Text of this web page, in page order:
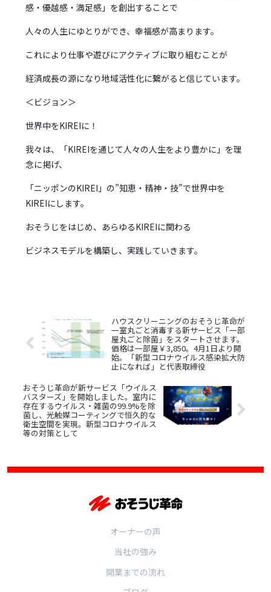
感・優越感・満足感」を創出することで
人々の人生にゆとりができ、幸福感が高まります。
これにより仕事や遊びにアクティブに取り組むことが
経済成長の源になり地域活性化に繋がると信じています。
＜ビジョン＞
世界中をKIREIに！
我々は、「KIREIを通じて人々の人生をより豊かに」を理
念に掲げ、
「ニッポンのKIREI」の”知恵・精神・技”で世界中を
KIREIにします。
おそうじをはじめ、あらゆるKIREIに関わる
ビジネスモデルを構築し、実践していきます。
ハウスクリーニングのおそうじ革命が
一室丸ごと消毒する新サービス「一部
屋丸ごと除菌」をスタートさせます。
価格は一部屋￥3,850。4月1日より開
始。「新型コロナウイルス感染拡大防
止になれば」と代表取締役
おそうじ革命が新サービス「ウイルス
バスターズ」を開始しました。室内に
存在するウイルス・雑菌の99.9%を除
菌し、光触媒コーティングで恒久的な
衛生空間を実現。新型コロナウイルス
等の対策として
オーナーの声
当社の強み
開業までの流れ